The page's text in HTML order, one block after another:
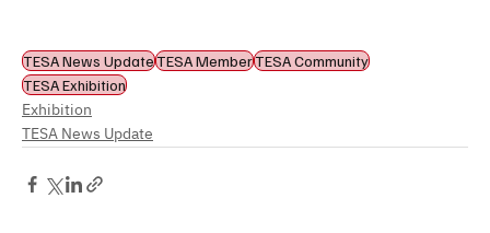
TESA News UpdateTESA MemberTESA Community
TESA Exhibition
Exhibition
TESA News Update